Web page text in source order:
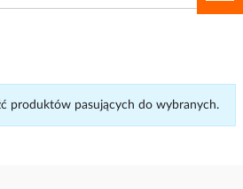
produktów pasujących do wybranych.